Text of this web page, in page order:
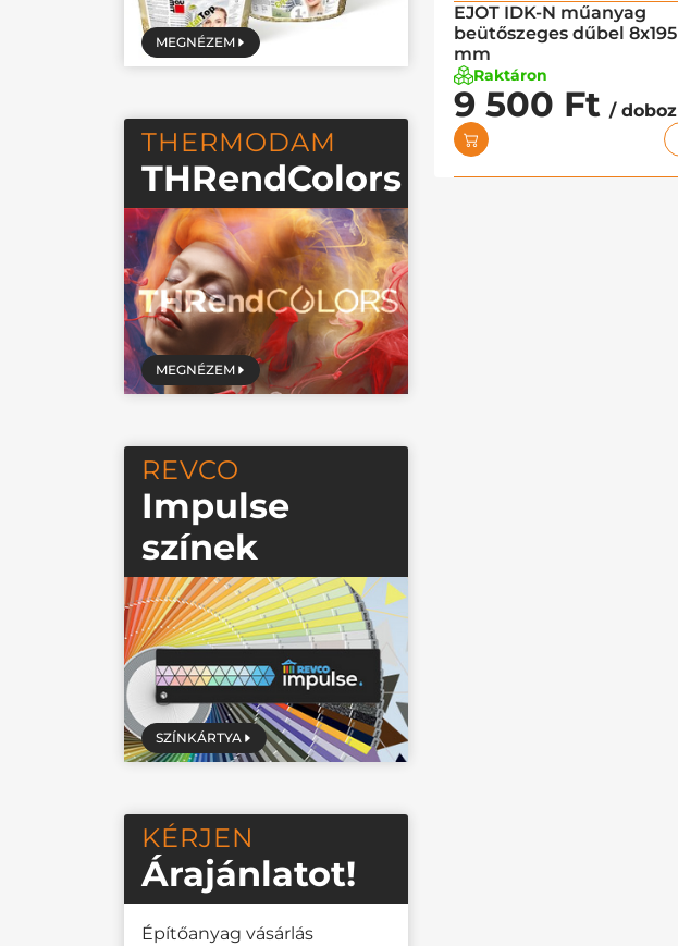
MEGNÉZEM
THERMODAM
THRendColors
MEGNÉZEM
REVCO
Impulse
színek
SZÍNKÁRTYA
KÉRJEN
Árajánlatot!
Építőanyag vásárlás
EJOT IDK-N műanyag
beütőszeges dűbel 8x195
mm
Raktáron
9 500 Ft / doboz